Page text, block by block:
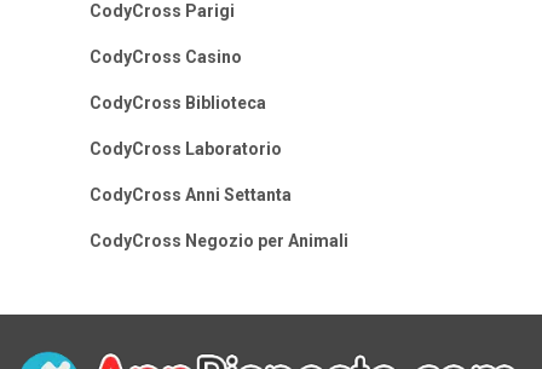
CodyCross Parigi
CodyCross Casino
CodyCross Biblioteca
CodyCross Laboratorio
CodyCross Anni Settanta
CodyCross Negozio per Animali